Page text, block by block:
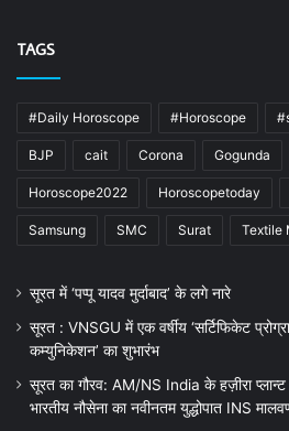
TAGS
#Daily Horoscope #Horoscope
BJP cait Corona Gogunda
Horoscope2022 Horoscopetoday
Samsung SMC Surat Textile
सूरत में ‘पप्पू यादव मुर्दाबाद’ के लगे नारे
सूरत : VNSGU में एक वर्षीय ‘सर्टिफिकेट
कम्युनिकेशन’ का शुभारंभ
सूरत का गौरव: AM/NS India के हज़ीरा
भारतीय नौसेना का नवीनतम युद्धोपात INS